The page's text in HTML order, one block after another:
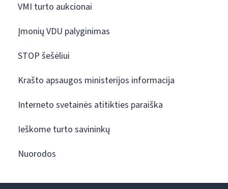
VMI turto aukcionai
Įmonių VDU palyginimas
STOP šešėliui
Krašto apsaugos ministerijos informacija
Interneto svetainės atitikties paraiška
Ieškome turto savininkų
Nuorodos